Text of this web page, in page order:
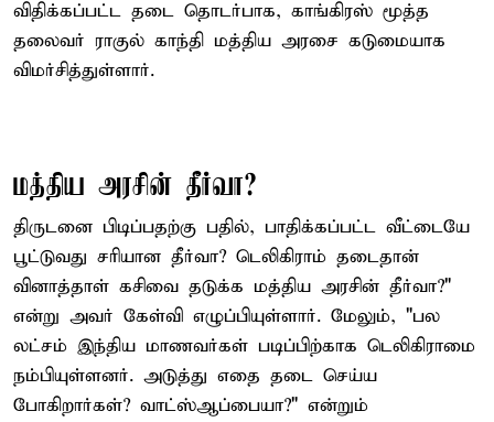
விதிக்கப்பட்ட தடை தொடர்பாக, காங்கிரஸ் மூத்த
தலைவர் ராகுல் காந்தி மத்திய அரசை கடுமையாக
விமர்சித்துள்ளார்.
மத்திய அரசின் தீர்வா?
திருடனை பிடிப்பதற்கு பதில், பாதிக்கப்பட்ட வீட்டையே
பூட்டுவது சரியான தீர்வா? டெலிகிராம் தடைதான்
வினாத்தாள் கசிவை தடுக்க மத்திய அரசின் தீர்வா?"
என்று அவர் கேள்வி எழுப்பியுள்ளார். மேலும், "பல
லட்சம் இந்திய மாணவர்கள் படிப்பிற்காக டெலிகிராமை
நம்பியுள்ளனர். அடுத்து எதை தடை செய்ய
போகிறார்கள்? வாட்ஸ்ஆப்பையா?" என்றும்